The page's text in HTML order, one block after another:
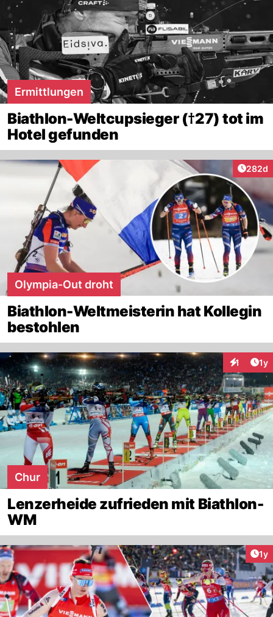
Ermittlungen
Biathlon-Weltcupsieger (†27) tot im
Hotel gefunden
282d
Olympia-Out droht
Biathlon-Weltmeisterin hat Kollegin
bestohlen
1 1y
Chur
Lenzerheide zufrieden mit Biathlon-
WM
1y